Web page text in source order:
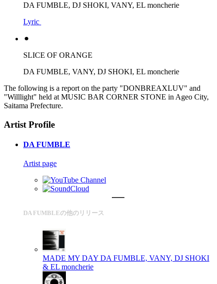
DA FUMBLE, DJ SHOKI, VANY, EL moncherie
Lyric
⚫︎
SLICE OF ORANGE
DA FUMBLE, VANY, DJ SHOKI, EL moncherie
The following is a report on the party "DONBREAXLUV" and
"Willlight" held at MUSIC BAR CORNER STONE in Ageo City,
Saitama Prefecture.
Artist Profile
DA FUMBLE
Artist page
DA FUMBLEの他のリリース
MADE MY DAY DA FUMBLE, VANY, DJ SHOKI
& EL moncherie